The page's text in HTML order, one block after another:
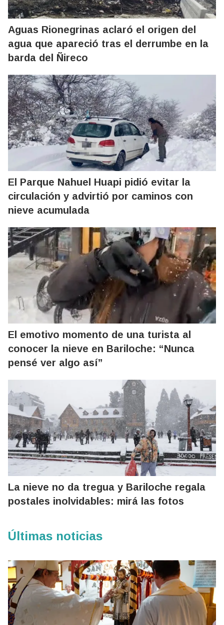
Aguas Rionegrinas aclaró el origen del
agua que apareció tras el derrumbe en la
barda del Ñireco
El Parque Nahuel Huapi pidió evitar la
circulación y advirtió por caminos con
nieve acumulada
El emotivo momento de una turista al
conocer la nieve en Bariloche: “Nunca
pensé ver algo así”
La nieve no da tregua y Bariloche regala
postales inolvidables: mirá las fotos
Últimas noticias